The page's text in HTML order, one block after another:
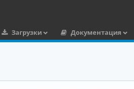
Загрузки
Документация